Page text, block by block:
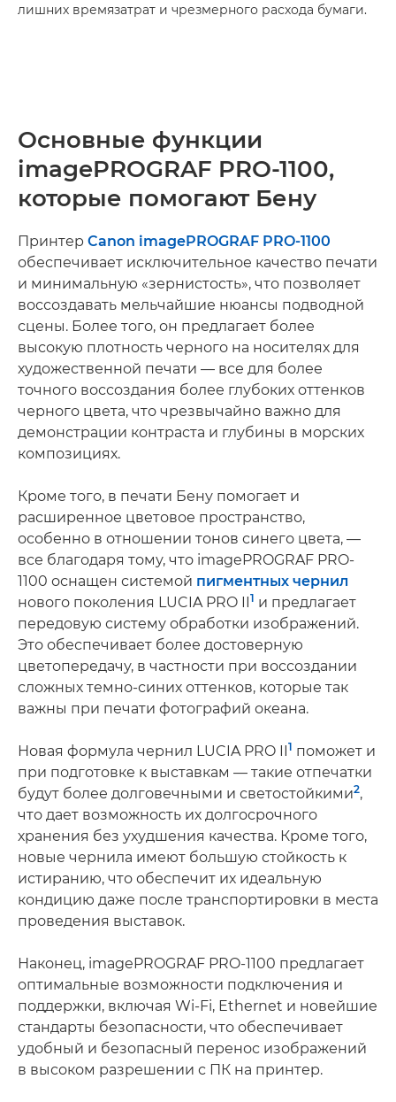
лишних времязатрат и чрезмерного расхода бумаги.
Основные функции
imagePROGRAF PRO-1100,
которые помогают Бену
Принтер Canon imagePROGRAF PRO-1100
обеспечивает исключительное качество печати
и минимальную «зернистость», что позволяет
воссоздавать мельчайшие нюансы подводной
сцены. Более того, он предлагает более
высокую плотность черного на носителях для
художественной печати — все для более
точного воссоздания более глубоких оттенков
черного цвета, что чрезвычайно важно для
демонстрации контраста и глубины в морских
композициях.
Кроме того, в печати Бену помогает и
расширенное цветовое пространство,
особенно в отношении тонов синего цвета, —
все благодаря тому, что imagePROGRAF PRO-
1100 оснащен системой пигментных чернил
нового поколения LUCIA PRO II1 и предлагает
передовую систему обработки изображений.
Это обеспечивает более достоверную
цветопередачу, в частности при воссоздании
сложных темно-синих оттенков, которые так
важны при печати фотографий океана.
Новая формула чернил LUCIA PRO II1 поможет и
при подготовке к выставкам — такие отпечатки
будут более долговечными и светостойкими2,
что дает возможность их долгосрочного
хранения без ухудшения качества. Кроме того,
новые чернила имеют большую стойкость к
истиранию, что обеспечит их идеальную
кондицию даже после транспортировки в места
проведения выставок.
Наконец, imagePROGRAF PRO-1100 предлагает
оптимальные возможности подключения и
поддержки, включая Wi-Fi­, Ethernet и новейшие
стандарты безопасности, что обеспечивает
удобный и безопасный перенос изображений
в высоком разрешении с ПК на принтер.